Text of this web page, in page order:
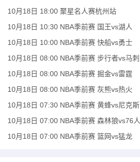
10月18日 18:00 聚星名人赛杭州站
10月18日 10:30 NBA季前赛 国王vs湖人
10月18日 10:00 NBA季前赛 快船vs勇士
10月18日 08:00 NBA季前赛 步行者vs马刺
10月18日 08:00 NBA季前赛 掘金vs雷霆
10月18日 08:00 NBA季前赛 灰熊vs热火
10月18日 07:30 NBA季前赛 黄蜂vs尼克斯
10月18日 07:00 NBA季前赛 森林狼vs76人
10月18日 07:00 NBA季前赛 篮网vs猛龙